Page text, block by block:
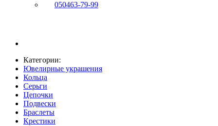
050463-79-99
Категории:
Ювелирные украшения
Кольца
Серьги
Цепочки
Подвески
Браслеты
Крестики